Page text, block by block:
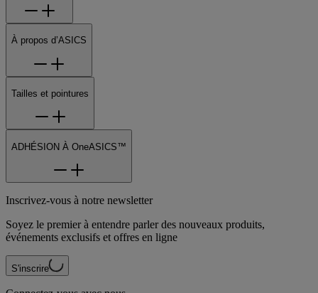
À propos d’ASICS
Tailles et pointures
ADHÉSION À OneASICS™
Inscrivez-vous à notre newsletter
Soyez le premier à entendre parler des nouveaux produits,
événements exclusifs et offres en ligne
S'inscrire